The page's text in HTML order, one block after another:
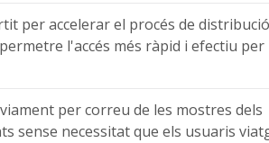
per accelerar el procés de distribució
l'accés més ràpid i efectiu per
per correu de les mostres dels
sense necessitat que els usuaris